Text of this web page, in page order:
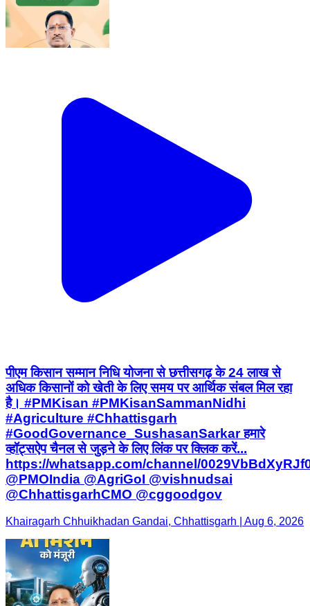
पीएम किसान सम्मान निधि योजना से छत्तीसगढ़ के 24 लाख से
अधिक किसानों को खेती के लिए समय पर आर्थिक संबल मिल रहा
है। #PMKisan #PMKisanSammanNidhi
#Agriculture #Chhattisgarh
#GoodGovernance_SushasanSarkar हमारे
व्हॉट्सऐप चैनल से जुड़ने के लिए लिंक पर क्लिक करें...
https://whatsapp.com/channel/
@PMOIndia @AgriGoI @vishnudsai
@ChhattisgarhCMO @cggoodgov
Khairagarh Chhuikhadan Gandai, Chhattisgarh | Aug 6, 2026